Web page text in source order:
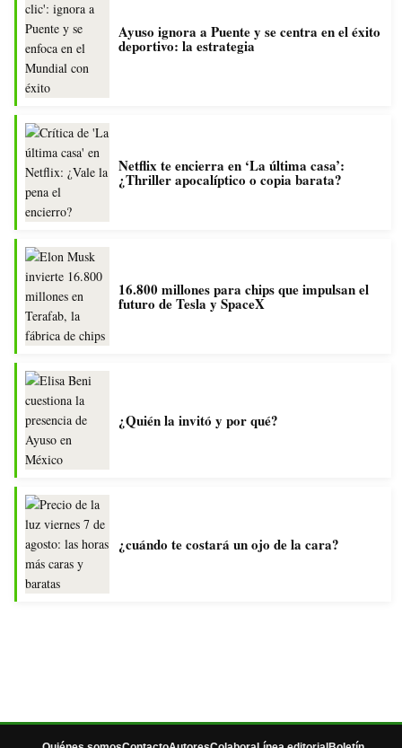
Ayuso ignora a Puente y se centra en el éxito
deportivo: la estrategia
Netflix te encierra en ‘La última casa’:
¿Thriller apocalíptico o copia barata?
16.800 millones para chips que impulsan el
futuro de Tesla y SpaceX
¿Quién la invitó y por qué?
¿cuándo te costará un ojo de la cara?